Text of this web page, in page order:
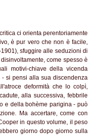
ci orienta perentoriamente
è pur vero che non è facile,
sfuggire alle seduzioni di
come spesso è
motivi-chiave della vicenda
si pensi alla sua discendenza
deformità che lo colpì,
alla successiva, febbrile
e della bohème parigina - può
Ma accertare, come con
in questo volume, il peso
giorno dopo giorno sulla